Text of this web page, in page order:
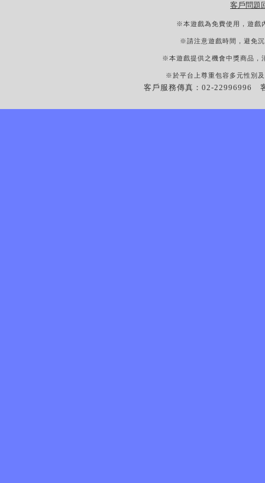
客戶問題
※本遊戲為免費使用，遊戲
※請注意遊戲時間，避免
※本遊戲提供之機會中獎商品，
※於平台上尊重包容多元性別
客戶服務傳真：02-22996996